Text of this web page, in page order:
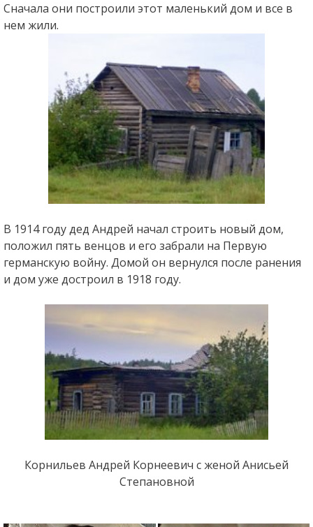
Сначала они построили этот маленький дом и все в
нем жили.
В 1914 году дед Андрей начал строить новый дом,
положил пять венцов и его забрали на Первую
германскую войну. Домой он вернулся после ранения
и дом уже достроил в 1918 году.
Корнильев Андрей Корнеевич с женой Анисьей
Степановной